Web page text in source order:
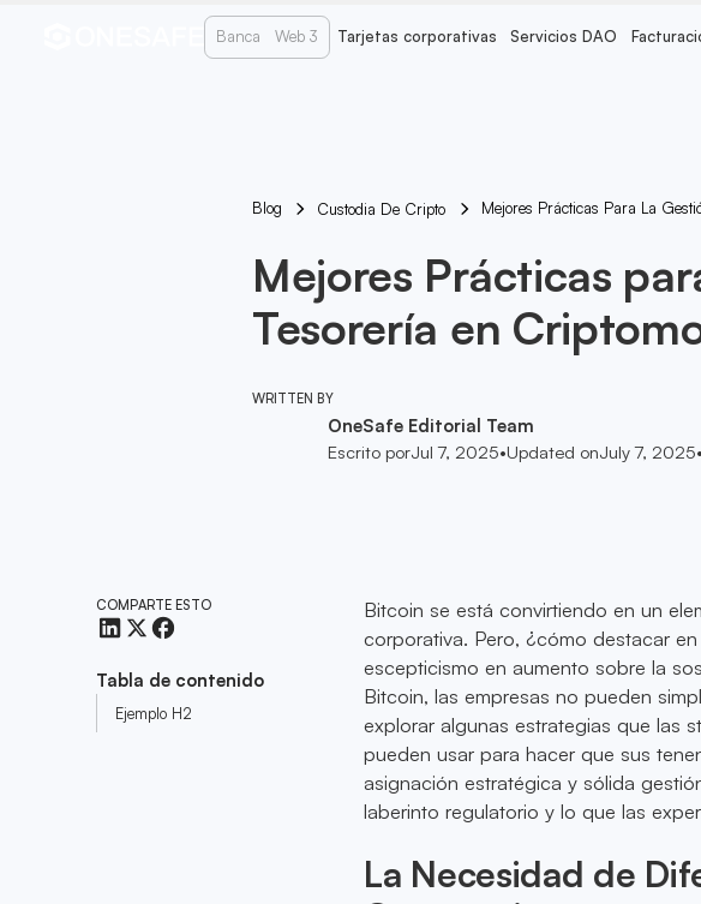
Banca Web 3 Tarjetas corporativas Servicios DAO
Blog Custodia De Cripto Mejores Prácticas Para La
Mejores Prácticas
Tesorería en
WRITTEN BY
OneSafe Editorial Team
Escrito porJul 7, 2025•Updated onJuly 7, 2025•
COMPARTE ESTO
Tabla de contenido
Ejemplo H2
Bitcoin se está convirtiendo en un
corporativa. Pero, ¿cómo destacar
escepticismo en aumento sobre la
Bitcoin, las empresas no pueden
explorar algunas estrategias que las
pueden usar para hacer que sus
asignación estratégica y sólida
laberinto regulatorio y lo que las
La Necesidad de